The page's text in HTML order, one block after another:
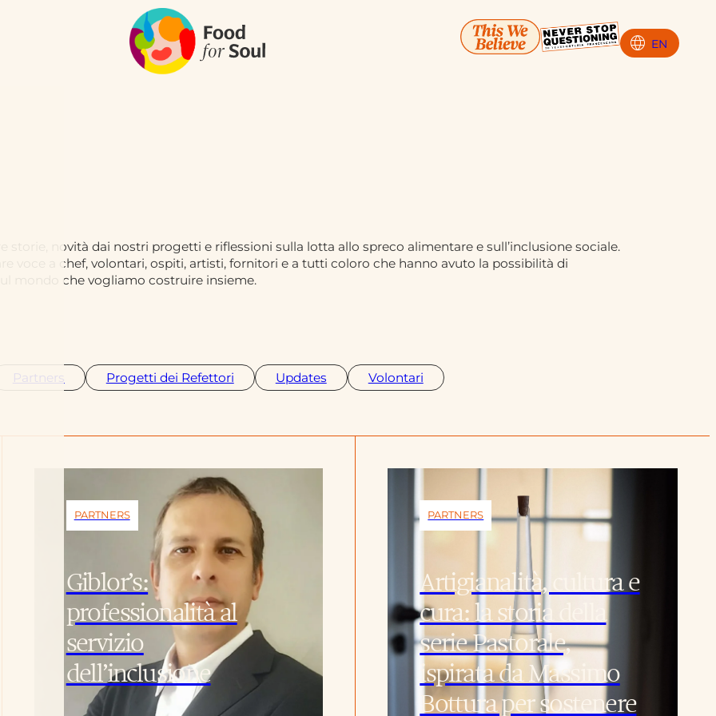
language EN
storie, novità dai nostri progetti e riflessioni sulla lotta allo spreco alimentare e sull’inclusione sociale.
voce a chef, volontari, ospiti, artisti, fornitori e a tutti coloro che hanno avuto la possibilità di
mondo che vogliamo costruire insieme.
Partners Progetti dei Refettori Updates Volontari
PARTNERS
Giblor’s:
professionalità al
servizio
dell’inclusione
PARTNERS
Artigianalità, cultura e
cura: la storia della
serie Pastorale,
ispirata da Massimo
Bottura per sostenere